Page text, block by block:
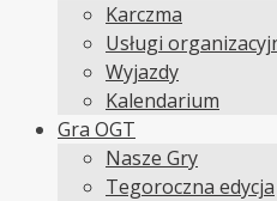
Karczma
Usługi
Wyjazdy
Kalendarium
Gra OGT
Nasze Gry
Tegoroczna edycja